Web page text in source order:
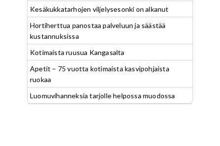
Kesäkukkatarhojen viljelysesonki on alkanut
Hortiherttua panostaa palveluun ja säästää
kustannuksissa
Kotimaista ruusua Kangasalta
Apetit – 75 vuotta kotimaista kasvipohjaista
ruokaa
Luomuvihanneksia tarjolle helpossa muodossa